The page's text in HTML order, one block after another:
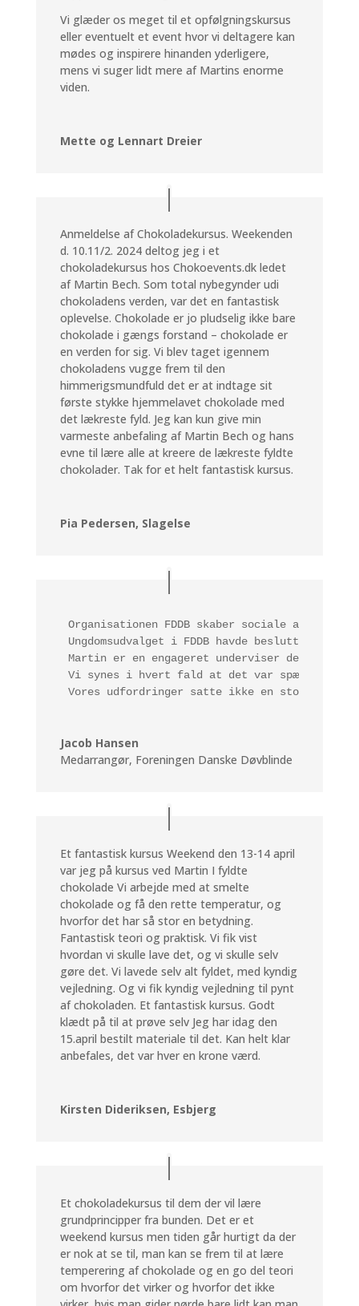
Vi glæder os meget til et opfølgningskursus
eller eventuelt et event hvor vi deltagere kan
mødes og inspirere hinanden yderligere,
mens vi suger lidt mere af Martins enorme
viden.
Mette og Lennart Dreier
Anmeldelse af Chokoladekursus. Weekenden
d. 10.11/2. 2024 deltog jeg i et
chokoladekursus hos Chokoevents.dk ledet
af Martin Bech. Som total nybegynder udi
chokoladens verden, var det en fantastisk
oplevelse. Chokolade er jo pludselig ikke bare
chokolade i gængs forstand – chokolade er
en verden for sig. Vi blev taget igennem
chokoladens vugge frem til den
himmerigsmundfuld det er at indtage sit
første stykke hjemmelavet chokolade med
det lækreste fyld. Jeg kan kun give min
varmeste anbefaling af Martin Bech og hans
evne til lære alle at kreere de lækreste fyldte
chokolader. Tak for et helt fantastisk kursus.
Pia Pedersen, Slagelse
Organisationen FDDB skaber sociale
Ungdomsudvalget i FDDB havde besluttet
Martin er en engageret underviser der kan
Vi synes i hvert fald at det var spændende,
Vores udfordringer satte ikke en stopper for
Jacob Hansen
Medarrangør, Foreningen Danske Døvblinde
Et fantastisk kursus Weekend den 13-14 april
var jeg på kursus ved Martin I fyldte
chokolade Vi arbejde med at smelte
chokolade og få den rette temperatur, og
hvorfor det har så stor en betydning.
Fantastisk teori og praktisk. Vi fik vist
hvordan vi skulle lave det, og vi skulle selv
gøre det. Vi lavede selv alt fyldet, med kyndig
vejledning. Og vi fik kyndig vejledning til pynt
af chokoladen. Et fantastisk kursus. Godt
klædt på til at prøve selv Jeg har idag den
15.april bestilt materiale til det. Kan helt klar
anbefales, det var hver en krone værd.
Kirsten Dideriksen, Esbjerg
Et chokoladekursus til dem der vil lære
grundprincipper fra bunden. Det er et
weekend kursus men tiden går hurtigt da der
er nok at se til, man kan se frem til at lære
temperering af chokolade og en go del teori
om hvorfor det virker og hvorfor det ikke